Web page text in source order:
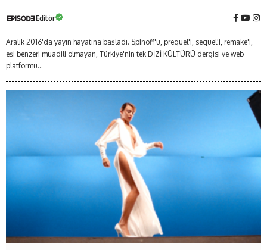
Editör
Aralık 2016'da yayın hayatına başladı. Spinoff'u, prequel'i, sequel'i, remake'i,
eşi benzeri muadili olmayan, Türkiye'nin tek DİZİ KÜLTÜRÜ dergisi ve web
platformu...